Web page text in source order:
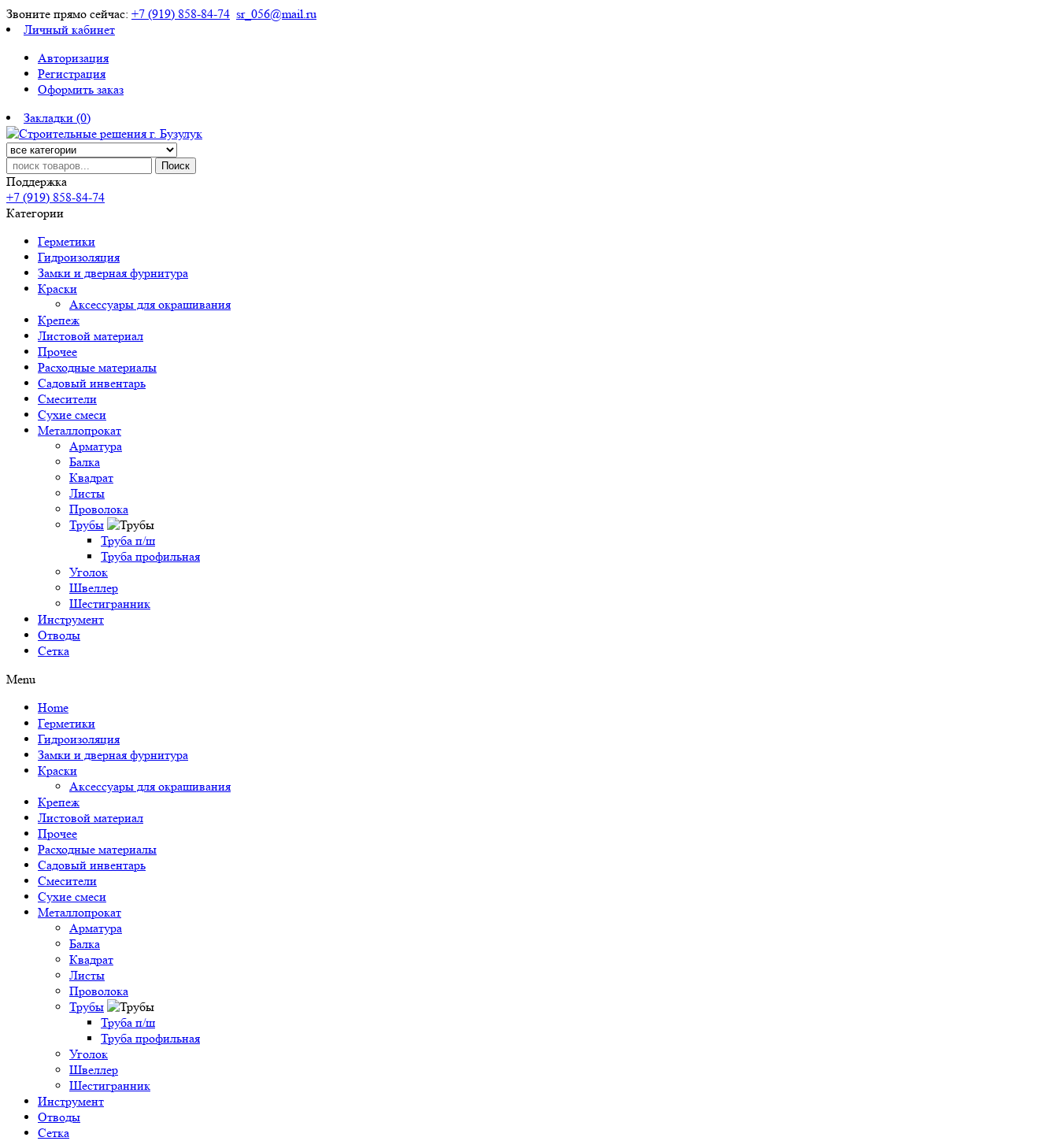
Звоните прямо сейчас: +7 (919) 858-84-74 sr_056@mail.ru
Личный кабинет
Авторизация
Регистрация
Оформить заказ
Закладки (0)
Поиск
Поддержка
+7 (919) 858-84-74
Категории
Герметики
Гидроизоляция
Замки и дверная фурнитура
Краски
Аксессуары для окрашивания
Крепеж
Листовой материал
Прочее
Расходные материалы
Садовый инвентарь
Смесители
Сухие смеси
Металлопрокат
Арматура
Балка
Квадрат
Листы
Проволока
Трубы
Труба п/ш
Труба профильная
Уголок
Швеллер
Шестигранник
Инструмент
Отводы
Сетка
Menu
Home
Герметики
Гидроизоляция
Замки и дверная фурнитура
Краски
Аксессуары для окрашивания
Крепеж
Листовой материал
Прочее
Расходные материалы
Садовый инвентарь
Смесители
Сухие смеси
Металлопрокат
Арматура
Балка
Квадрат
Листы
Проволока
Трубы
Труба п/ш
Труба профильная
Уголок
Швеллер
Шестигранник
Инструмент
Отводы
Сетка